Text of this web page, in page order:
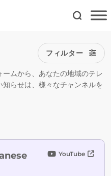
フィルター
ムから、あなたの地域のテレ
らせは、様々なチャンネルを
YouTube